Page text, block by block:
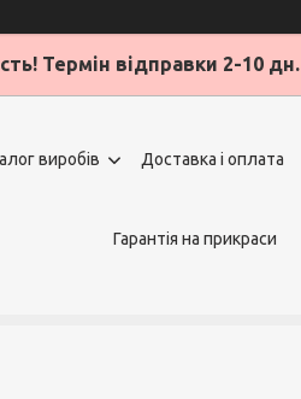
Термін відправки 2-10 дн.
виробів Доставка і оплата
Гарантія на прикраси